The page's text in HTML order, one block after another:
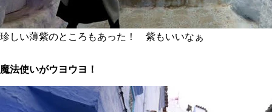
珍しい薄紫のところもあった！ 紫もいいなぁ
魔法使いがウヨウヨ！